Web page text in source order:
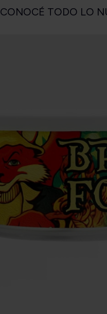
CONOCÉ TODO LO